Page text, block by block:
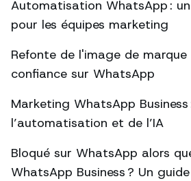
Automatisation WhatsApp :
pour les équipes marketing
Refonte de l'image de marque
confiance sur WhatsApp
Marketing WhatsApp Business
l’automatisation et de l’IA
Bloqué sur WhatsApp alors
WhatsApp Business ? Un